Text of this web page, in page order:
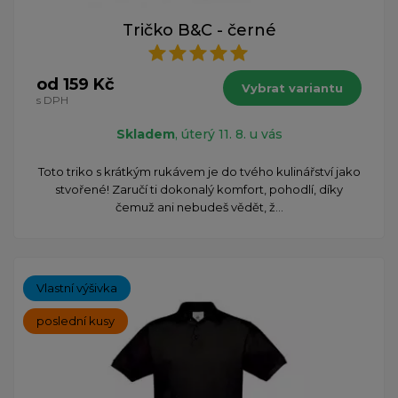
Tričko B&C - černé
od 159 Kč
s DPH
Vybrat variantu
Skladem, úterý 11. 8. u vás
​Toto triko s krátkým rukávem je do tvého kulinářství jako
stvořené! Zaručí ti dokonalý komfort, pohodlí, díky
čemuž ani nebudeš vědět, ž...
Vlastní výšivka
poslední kusy